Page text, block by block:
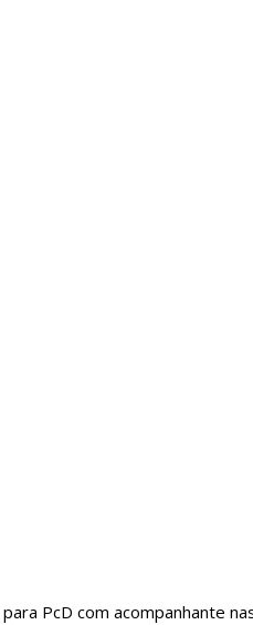
PcD com acompanhante